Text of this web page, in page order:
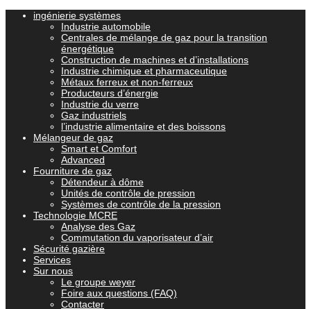
ingénierie systèmes
Industrie automobile
Centrales de mélange de gaz pour la transition
énergétique
Construction de machines et d’installations
Industrie chimique et pharmaceutique
Métaux ferreux et non-ferreux
Producteurs d’énergie
Industrie du verre
Gaz industriels
l’industrie alimentaire et des boissons
Mélangeur de gaz
Smart et Comfort
Advanced
Fourniture de gaz
Détendeur à dôme
Unités de contrôle de pression
Systèmes de contrôle de la pression
Technologie MCRE
Analyse des Gaz
Commutation du vaporisateur d’air
Sécurité gazière
Services
Sur nous
Le groupe weyer
Foire aux questions (FAQ)
Contacter